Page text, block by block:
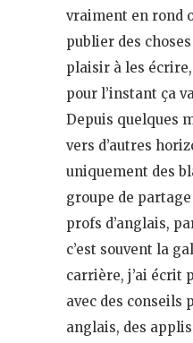
vraiment en rond
publier des
plaisir à les
pour l’instant ça
Depuis quelques
vers d’autres
uniquement des
groupe de
profs d’anglais,
c’est souvent la
carrière, j’ai écrit
avec des conseils
anglais, des